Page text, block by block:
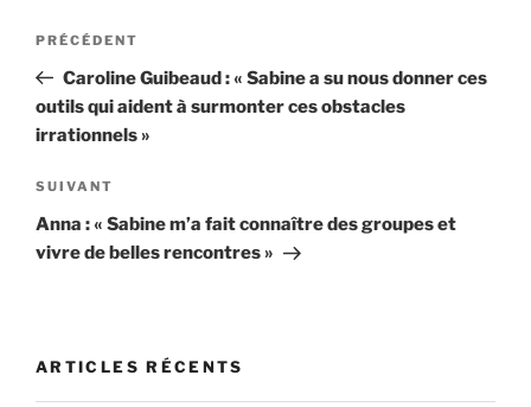
Navigation
l’article
Article
précédent
PRÉCÉDENT
Caroline Guibeaud : « Sabine a su nous donner ces
outils qui aident à surmonter ces obstacles
irrationnels »
Article
suivant
SUIVANT
Anna : « Sabine m’a fait connaître des groupes et
vivre de belles rencontres »
ARTICLES RÉCENTS